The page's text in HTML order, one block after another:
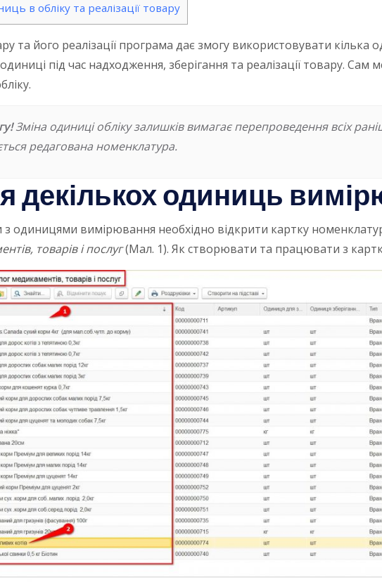
в обліку та реалізації товару
та його реалізації програма дає змогу використовувати
під час надходження, зберігання та реалізації товару.
Зміна одиниці обліку залишків вимагає перепроведення всіх
редагована номенклатура.
декількох одиниць
одиницями вимірювання необхідно відкрити картку
товарів і послуг(Мал. 1). Як створювати та працювати з